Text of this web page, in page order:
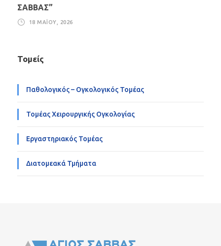
ΣΑΒΒΑΣ”
18 ΜΑΪ́ΟΥ, 2026
Τομείς
Παθολογικός – Ογκολογικός Τομέας
Τομέας Χειρουργικής Ογκολογίας
Εργαστηριακός Τομέας
Διατομεακά Τμήματα